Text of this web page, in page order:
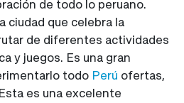
de todo lo peruano.
ciudad que celebra la
de diferentes actividades
y juegos. Es una gran
todo Perú ofertas,
es una excelente